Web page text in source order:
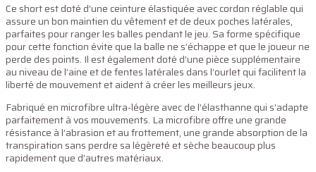
Ce short est doté d’une ceinture élastiquée avec cordon réglable qui
assure un bon maintien du vêtement et de deux poches latérales,
parfaites pour ranger les balles pendant le jeu. Sa forme spécifique
pour cette fonction évite que la balle ne s’échappe et que le joueur ne
perde des points. Il est également doté d’une pièce supplémentaire
au niveau de l’aine et de fentes latérales dans l’ourlet qui facilitent la
liberté de mouvement et aident à créer les meilleurs jeux.
Fabriqué en microfibre ultra-légère avec de l’élasthanne qui s’adapte
parfaitement à vos mouvements. La microfibre offre une grande
résistance à l’abrasion et au frottement, une grande absorption de la
transpiration sans perdre sa légèreté et sèche beaucoup plus
rapidement que d’autres matériaux.